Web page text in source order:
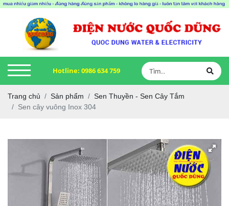
Hotline: 0986 634 759
Trang chủ Sản phẩm
Sen Thuyền - Sen Cây Tắm
Sen cây vuông Inox 304